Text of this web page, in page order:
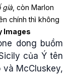
già, còn Marlon
chính thì không
Images
dong buồm
của Ý tên
và McCluskey,